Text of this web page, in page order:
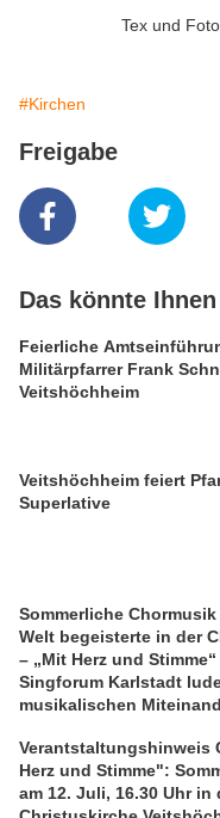
Tex und
#Kirchen
Freigabe
Das könnte
Feierliche
Militärpfarrer Frank
Veitshöchheim
Veitshöchheim feiert
Superlative
Sommerliche
Welt begeisterte in der
– „Mit Herz und
Singforum Karlstadt
musikalischen
Verantstaltungshinweis
Herz und Stimme":
am 12. Juli, 16.30 Uhr in